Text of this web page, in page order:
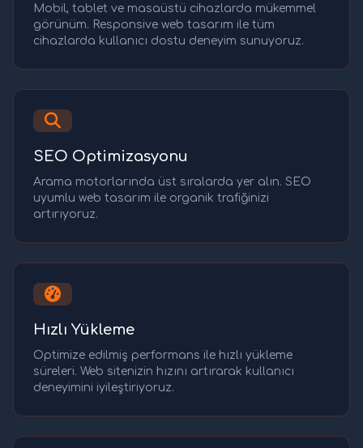
Mobil, tablet ve masaüstü cihazlarda mükemmel
görünüm. Responsive web tasarım ile tüm
cihazlarda kullanıcı dostu deneyim sunuyoruz.
SEO Optimizasyonu
Arama motorlarında üst sıralarda yer alın. SEO
uyumlu web tasarım ile organik trafiğinizi
artırıyoruz.
Hızlı Yükleme
Optimize edilmiş performans ile hızlı yükleme
süreleri. Web sitenizin hızını artırarak kullanıcı
deneyimini iyileştiriyoruz.